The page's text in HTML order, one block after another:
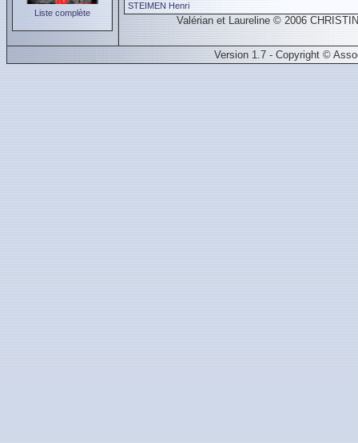
Liste complète
STEIMEN Henri
Valérian et Laureline © 2006
Version 1.7 - Copyright ©